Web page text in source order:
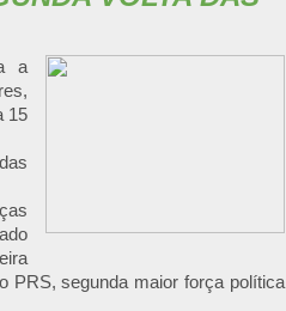
a
15
PRS, segunda maior força política